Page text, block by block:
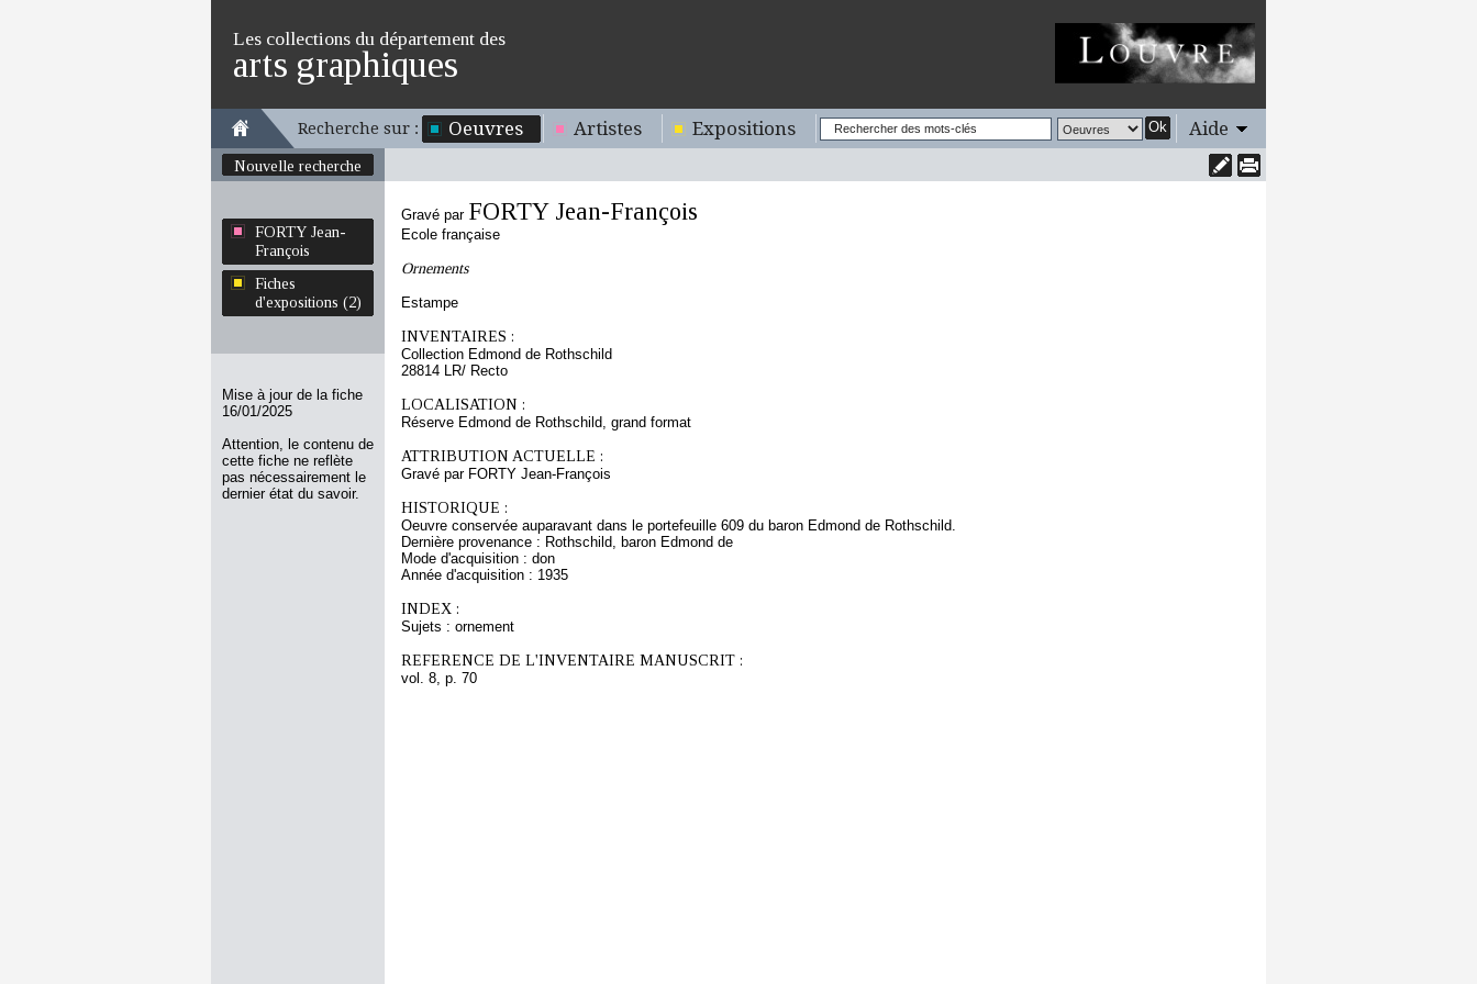
Les collections du département des
arts graphiques
Recherche sur : Oeuvres Artistes Expositions Ok Aide
Nouvelle recherche
FORTY Jean-
François
Fiches
d'expositions (2)
Mise à jour de la fiche
16/01/2025
Attention, le contenu de
cette fiche ne reflète
pas nécessairement le
dernier état du savoir.
Gravé par FORTY Jean-François
Ecole française
Ornements
Estampe
INVENTAIRES :
Collection Edmond de Rothschild
28814 LR/ Recto
LOCALISATION :
Réserve Edmond de Rothschild, grand format
ATTRIBUTION ACTUELLE :
Gravé par FORTY Jean-François
HISTORIQUE :
Oeuvre conservée auparavant dans le portefeuille 609 du baron Edmond de Rothschild.
Dernière provenance : Rothschild, baron Edmond de
Mode d'acquisition : don
Année d'acquisition : 1935
INDEX :
Sujets : ornement
REFERENCE DE L'INVENTAIRE MANUSCRIT :
vol. 8, p. 70